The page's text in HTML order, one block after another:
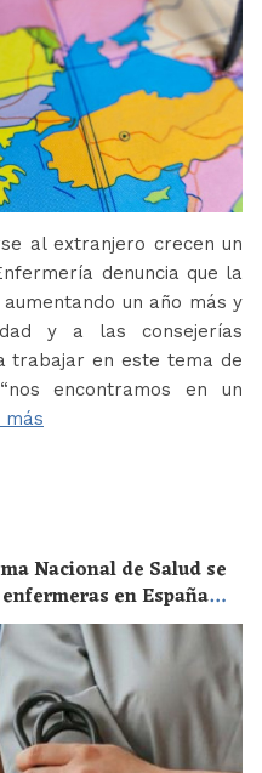
al extranjero crecen un
denuncia que la
un año más y
y a las consejerías
trabajar en este tema de
encontramos en un
más
Nacional de Salud se
en España
la salud de toda la